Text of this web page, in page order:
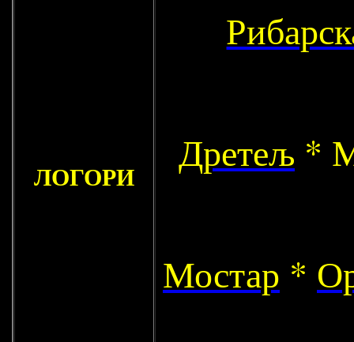
ЛОГОРИ Дретељ *
Мостар *